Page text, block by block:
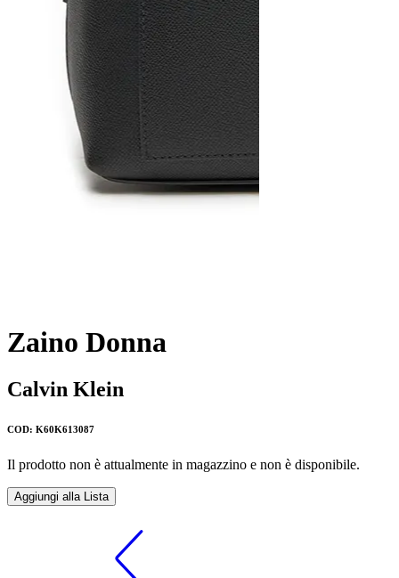
Zaino Donna
Calvin Klein
COD: K60K613087
Il prodotto non è attualmente in magazzino e non è disponibile.
Aggiungi alla Lista